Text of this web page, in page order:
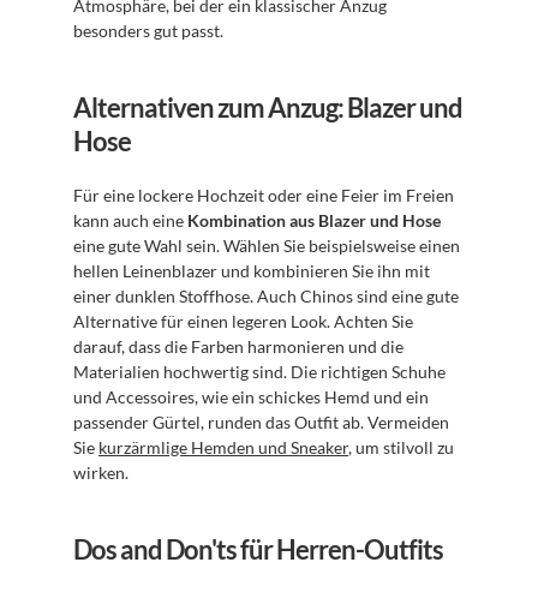
Atmosphäre, bei der ein klassischer Anzug
besonders gut passt.
Alternativen zum Anzug: Blazer und
Hose
Für eine lockere Hochzeit oder eine Feier im Freien
kann auch eine Kombination aus Blazer und Hose
eine gute Wahl sein. Wählen Sie beispielsweise einen
hellen Leinenblazer und kombinieren Sie ihn mit
einer dunklen Stoffhose. Auch Chinos sind eine gute
Alternative für einen legeren Look. Achten Sie
darauf, dass die Farben harmonieren und die
Materialien hochwertig sind. Die richtigen Schuhe
und Accessoires, wie ein schickes Hemd und ein
passender Gürtel, runden das Outfit ab. Vermeiden
Sie kurzärmlige Hemden und Sneaker, um stilvoll zu
wirken.
Dos and Don'ts für Herren-Outfits